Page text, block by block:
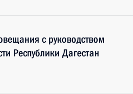
с руководством
Республики Дагестан